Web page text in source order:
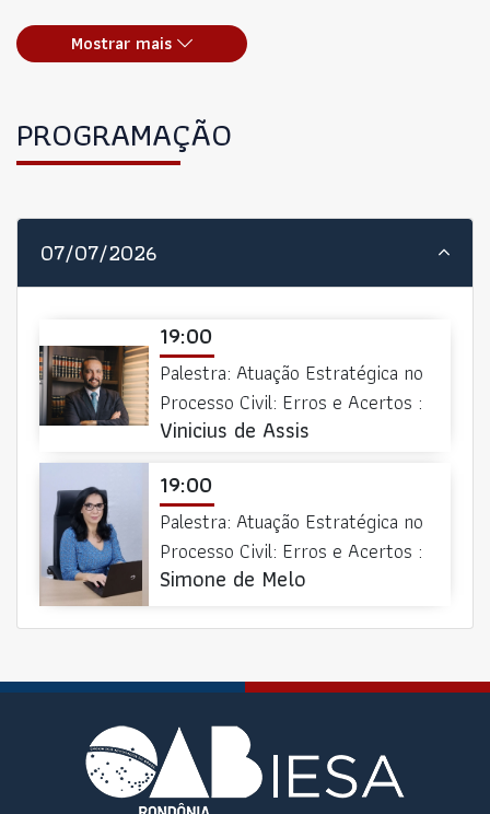
Mostrar mais
PROGRAMAÇÃO
07/07/2026
19:00
Palestra: Atuação Estratégica no
Processo Civil: Erros e Acertos :
Vinicius de Assis
19:00
Palestra: Atuação Estratégica no
Processo Civil: Erros e Acertos :
Simone de Melo